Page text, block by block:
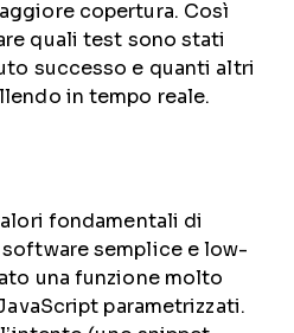
copertura. Così
quali test sono stati
successo e quanti altri
in tempo reale.
fondamentali di
semplice e low-
una funzione molto
parametrizzati.